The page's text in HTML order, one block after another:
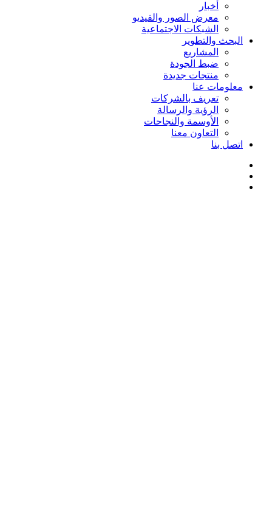
أخبار
معرض الصور والفيديو
الشبكات الاجتماعية
البحث والتطوير
المشاريع
ضبط الجودة
منتجات جديدة
معلومات عنا
تعريف بالشركات
الرؤية والرسالة
الأوسمة والنجاحات
التعاون معنا
اتصل بنا